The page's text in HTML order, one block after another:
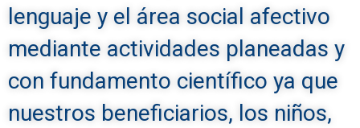
lenguaje y el área social afectivo
mediante actividades planeadas y
con fundamento científico ya que
nuestros beneficiarios, los niños,